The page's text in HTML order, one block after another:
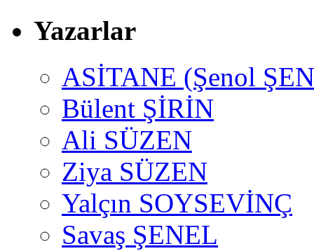
Yazarlar
ASİTANE (Şenol
Bülent ŞİRİN
Ali SÜZEN
Ziya SÜZEN
Yalçın SOYSEVİNÇ
Savaş ŞENEL